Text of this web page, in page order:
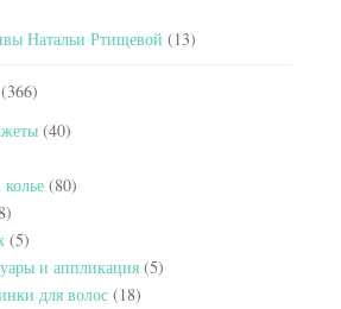
Натальи Ртищевой (13)
(366)
(40)
(80)
(5)
и аппликация (5)
для волос (18)